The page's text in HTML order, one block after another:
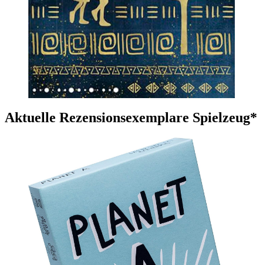
Aktuelle Rezensionsexemplare Spielzeug*